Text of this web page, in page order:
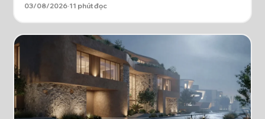
03/08/2026·11 phút đọc